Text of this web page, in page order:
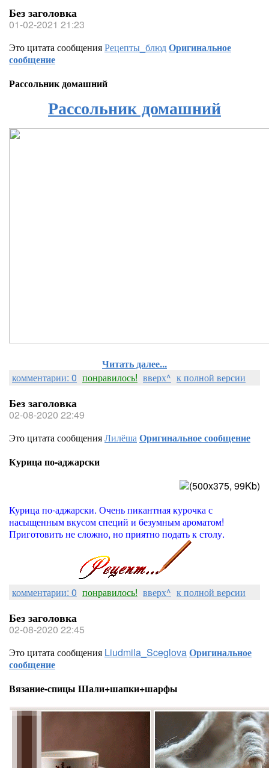
Без заголовка
01-02-2021 21:23
Это цитата сообщенияРецепты_блюдОригинальное
сообщение
Рассольник домашний
Рассольник домашний
Читать далее...
комментарии: 0 понравилось! вверх^ к полной версии
Без заголовка
02-08-2020 22:49
Это цитата сообщенияЛилёшаОригинальное сообщение
Курица по-аджарски
Курица по-аджарски. Очень пикантная курочка с
насыщенным вкусом специй и безумным ароматом!
Приготовить не сложно, но приятно подать к столу.
комментарии: 0 понравилось! вверх^ к полной версии
Без заголовка
02-08-2020 22:45
Это цитата сообщения Liudmila_SceglovaОригинальное
сообщение
Вязание-спицы Шали+шапки+шарфы